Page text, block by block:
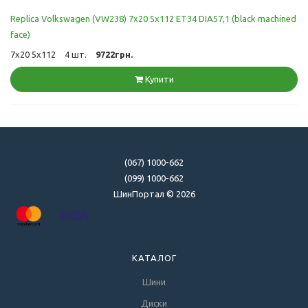
Replica Volkswagen (VW238) 7x20 5x112 ET34 DIA57,1 (black machined
face)
7x20 5x112 4 шт. 9722грн.
Купити
(067) 1000-662
(099) 1000-662
ШинПортал © 2026
КАТАЛОГ
Шини
Диски